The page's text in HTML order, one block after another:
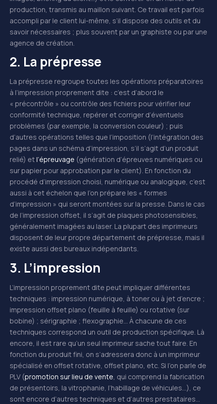
production, transmis au maillon suivant. Ce travail est parfois
accompli par le client lui-même, s’il dispose des outils et du
savoir nécessaires ; plus souvent par un graphiste ou par une
agence de création.
2. La prépresse
La prépresse regroupe toutes les opérations préparatoires
à l’impression proprement dite : c’est d’abord le
« précontrôle » ou contrôle des fichiers pour vérifier leur
conformité technique, repérer et corriger d’éventuels
problèmes (par exemple, la conversion couleur) ; puis
d’autres opérations telles que l’imposition (l’intégration des
pages dans un schéma d’impression, s’il s’agit d’un produit
relié) etl’épreuvage (génération d’épreuves numériques ou
sur papier pour approbation par le client). En fonction du
procédé d’impression choisi, numérique ou analogique, c’est
aussi à cet échelon que l’on prépare les « formes
d’impression » qui seront montées sur la presse. Dans le cas
de l’impression offset, il s’agit de plaques photosensibles,
généralement imagées au laser. La plupart des imprimeurs
disposent de leur propre département de prépresse, mais il
existe aussi des bureaux indépendants.
3. L’impression
L’impression proprement dite peut impliquer différentes
techniques : impression numérique, à toner ou à jet d’encre ;
impression offset plano (feuille à feuille) ou rotative (sur
bobine) ; sérigraphie ; flexographie… À chacune de ces
techniques correspond un outil de production spécifique. Là
encore, il est rare qu’un seul imprimeur sache tout faire. En
fonction du produit fini, on s’adressera donc à un imprimeur
spécialisé en offset rotative, offset plano, etc. Si l’on parle de
PLV (promotion sur lieu de vente, qui comprend la fabrication
de présentoirs, la vitrophanie, l’habillage de véhicules…), ce
sont encore d’autres techniques et d’autres prestataires…